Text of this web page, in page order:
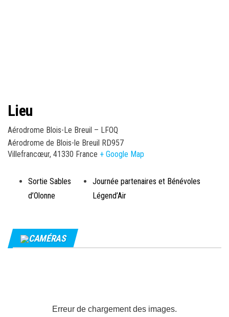
Lieu
Aérodrome Blois-Le Breuil – LFOQ
Aérodrome de Blois-le Breuil RD957
Villefrancœur, 41330 France + Google Map
Sortie Sables
d’Olonne
Journée partenaires et Bénévoles
Légend’Air
CAMÉRAS
Erreur de chargement des images.